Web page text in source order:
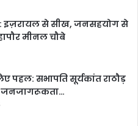
इज़रायल से सीख, जनसहयोग से
मीनल चौबे
पहल: सभापति सूर्यकांत राठौड़
जनजागरूकता…